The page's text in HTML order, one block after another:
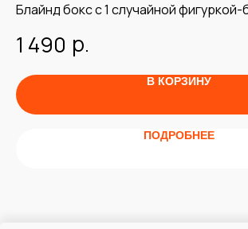
Блайнд бокс с 1 случайной
1 490 р.
В КОРЗИНУ
ПОДРОБНЕЕ